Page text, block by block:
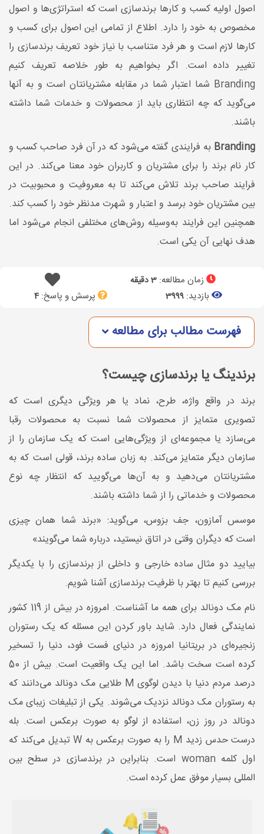
اصول اولیه کسب و کارها برندسازی است که استراتژی‌ها و اصول
مخصوص به خود را دارد. اطلاع از تمامی این اصول برای کسب و
کارها لازم است و هر فرد متناسب با نیاز خود تعریف برندسازی را
تغییر داده است. اگر بخواهیم به طور خلاصه تعریف کنیم
Branding شما اعتبار شما در مقابله مشتریانتان است و به آنها
می‌گوید که چه انتظاری باید از محصولات و خدمات شما داشته
باشند.
Branding به فرایندی گفته می‌شود که در آن فرد صاحب کسب و
کار نام برند را برای مشتریان و کاربران خود معنا می‌کند. در این
فرایند صاحب برند تلاش می‌کند تا به معروفیت و محبوبیت در
بین مشتریان خود برسد و اعتبار و شهرت مدنظر خود را کسب کند.
همچنین این فرایند به‌وسیله روش‌های مختلفی انجام می‌شود اما
هدف نهایی آن یکی است.
زمان مطالعه: 3 دقیقه
بازدید:3999 پرسش و پاسخ:4
فهرست مطالب برای مطالعه
برندینگ یا برندسازی چیست؟
برند در واقع واژه، طرح، نماد یا هر ویژگی دیگری است که
تصویری متمایز از محصولات شما نسبت به محصولات رقبا
می‌سازد یا مجموعه‌ای از ویژگی‌هایی است که یک سازمان را از
سازمان دیگر متمایز می‌کند. به زبان ساده برند، قولی است که به
مشتریانتان می‌دهید و به آن‌ها می‌گویید که انتظار چه نوع
محصولات و خدماتی را از شما داشته باشند.
موسس آمازون، جف بزوس، می‌گوید: «برند شما همان چیزی
است که دیگران وقتی در اتاق نیستید، درباره شما می‌گویند»
بیایید دو مثال ساده خارجی و داخلی از برندسازی را با یکدیگر
بررسی کنیم تا بهتر با ظرفیت برندسازی آشنا شویم.
نام مک ‌دونالد برای همه ما آشناست. امروزه در بیش از 119 کشور
نمایندگی فعال دارد. شاید باور کردن این مسئله که یک رستوران
زنجیره‌ای در بریتانیا امروزه در دنیای فست فود، دنیا را تسخیر
کرده است سخت باشد. اما این یک واقعیت است. بیش از 50
درصد مردم دنیا با دیدن لوگوی M طلایی مک دونالد می‌دانند که
به رستوران مک دونالد نزدیک می‌شوند. یکی از تبلیغات زیبای مک
دونالد در روز زن، استفاده از لوگو به صورت برعکس است. بله
درست حدس زدید M را به صورت برعکس به W تبدیل می‌کند که
اول کلمه woman است. بنابراین در برندسازی در سطح بین
المللی بسیار موفق عمل کرده است.